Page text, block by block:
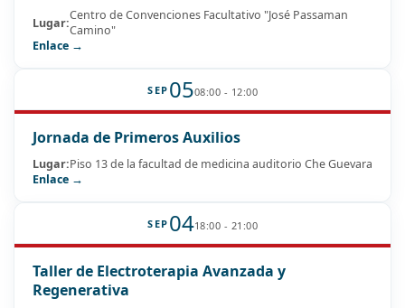
Lugar:Centro de Convenciones Facultativo "José Passaman
Camino"
Enlace →
SEP 0508:00 - 12:00
Jornada de Primeros Auxilios
Lugar:Piso 13 de la facultad de medicina auditorio Che Guevara
Enlace →
SEP 0418:00 - 21:00
Taller de Electroterapia Avanzada y
Regenerativa